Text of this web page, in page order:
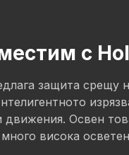
с
защита срещу
движения. Освен
висока